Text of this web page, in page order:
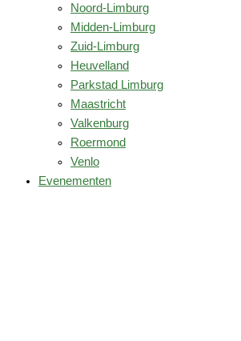
Noord-Limburg
Midden-Limburg
Zuid-Limburg
Heuvelland
Parkstad Limburg
Maastricht
Valkenburg
Roermond
Venlo
Evenementen